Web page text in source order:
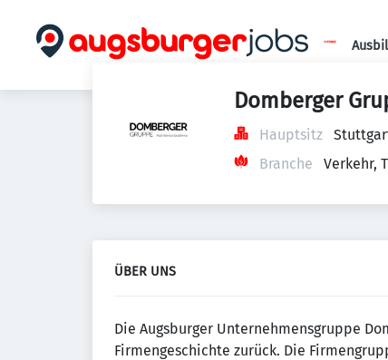
Domberger
Hauptsitz
Branche
Verkehr,
ÜBER UNS
Die Augsburger Unternehmensgruppe
Firmengeschichte zurück. Die